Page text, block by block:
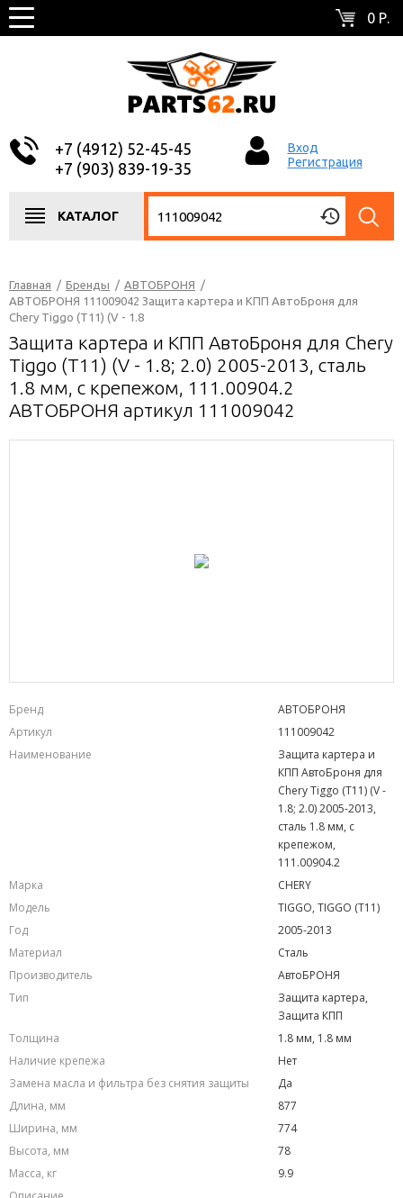
0 Р.
+7 (4912) 52-45-45
+7 (903) 839-19-35
Вход
Регистрация
КАТАЛОГ
Главная / Бренды / АВТОБРОНЯ /
АВТОБРОНЯ 111009042 Защита картера и КПП АвтоБроня для
Chery Tiggo (T11) (V - 1.8
Защита картера и КПП АвтоБроня для Chery
Tiggo (T11) (V - 1.8; 2.0) 2005-2013, сталь
1.8 мм, с крепежом, 111.00904.2
АВТОБРОНЯ артикул 111009042
Бренд
АВТОБРОНЯ
Артикул
111009042
Наименование
Защита картера и
КПП АвтоБроня для
Chery Tiggo (T11) (V -
1.8; 2.0) 2005-2013,
сталь 1.8 мм, с
крепежом,
111.00904.2
Марка
CHERY
Модель
TIGGO, TIGGO (T11)
Год
2005-2013
Материал
Сталь
Производитель
АвтоБРОНЯ
Тип
Защита картера,
Защита КПП
Толщина
1.8 мм, 1.8 мм
Наличие крепежа
Нет
Замена масла и фильтра без снятия защиты
Да
Длина, мм
877
Ширина, мм
774
Высота, мм
78
Масса, кг
9.9